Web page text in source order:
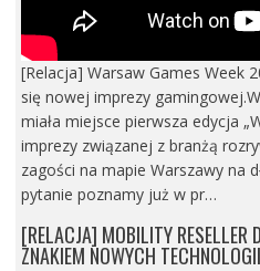
[Relacja] Warsaw Games Week
się nowej imprezy
miała miejsce pierwsza edycja
imprezy związanej z branżą
zagości na mapie Warszawy na
pytanie poznamy już w pr…
[RELACJA] MOBILITY
ZNAKIEM NOWYCH TECHNOLOGII